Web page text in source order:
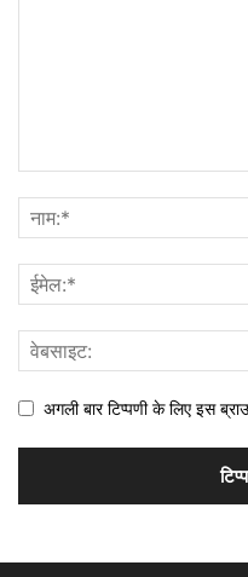
अगली बार टिप्पणी के लिए इस